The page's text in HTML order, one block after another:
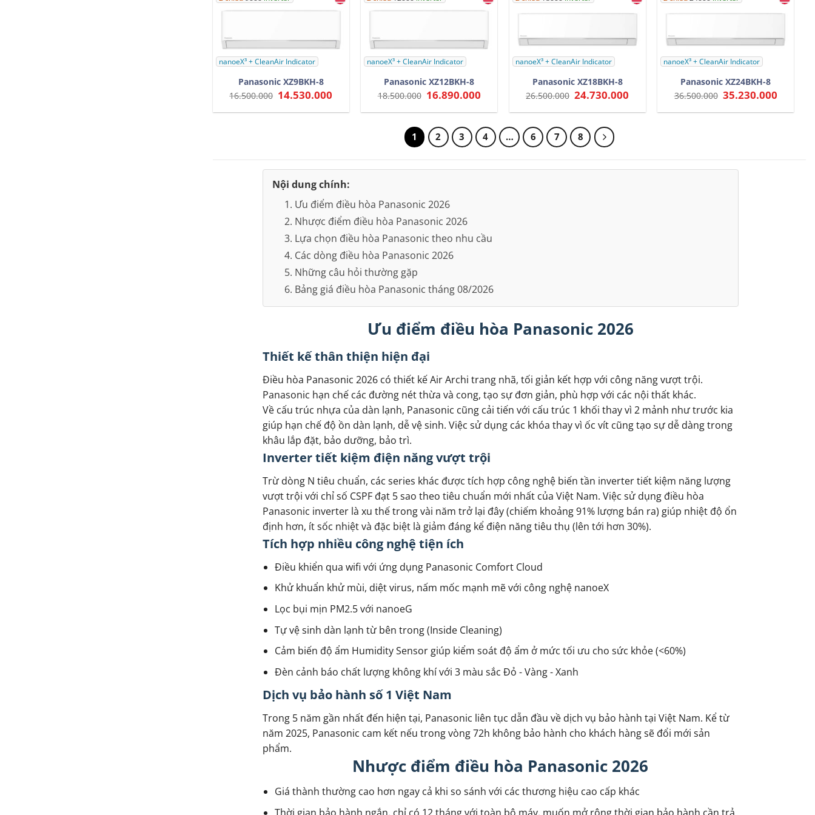
nanoeX³ + CleanAir Indicator
Panasonic XZ9BKH-8
16.500.000 Giá
gốc
là:
14.530.000
tại
nanoeX³ + CleanAir Indicator
Panasonic XZ12BKH-8
18.500.000 Giá
gốc
là:
16.890.000
tại
16.890.000.
nanoeX³ + CleanAir Indicator
Panasonic XZ18BKH-8
26.500.000 Giá
gốc
là:
24.730.000
tại
nanoeX³ + CleanAir Indicator
Panasonic XZ24BKH-8
36.500.000 Giá
gốc
là:
35.230.000
tại
1 2 3 4 … 6 7 8
Nội dung chính:
1. Ưu điểm điều hòa Panasonic 2026
2. Nhược điểm điều hòa Panasonic 2026
3. Lựa chọn điều hòa Panasonic theo nhu cầu
4. Các dòng điều hòa Panasonic 2026
5. Những câu hỏi thường gặp
6. Bảng giá điều hòa Panasonic tháng 08/2026
Ưu điểm điều hòa Panasonic 2026
Thiết kế thân thiện hiện đại
Điều hòa Panasonic 2026 có thiết kế Air Archi trang nhã, tối giản kết hợp với công năng vượt trội.
Panasonic hạn chế các đường nét thừa và cong, tạo sự đơn giản, phù hợp với các nội thất khác.
Về cấu trúc nhựa của dàn lạnh, Panasonic cũng cải tiến với cấu trúc 1 khối thay vì 2 mảnh như trước kia
giúp hạn chế độ ồn dàn lạnh, dễ vệ sinh. Việc sử dụng các khóa thay vì ốc vít cũng tạo sự dễ dàng trong
khâu lắp đặt, bảo dưỡng, bảo trì.
Inverter tiết kiệm điện năng vượt trội
Trừ dòng N tiêu chuẩn, các series khác được tích hợp công nghệ biến tần inverter tiết kiệm năng lượng
vượt trội với chỉ số CSPF đạt 5 sao theo tiêu chuẩn mới nhất của Việt Nam. Việc sử dụng điều hòa
Panasonic inverter là xu thế trong vài năm trở lại đây (chiếm khoảng 91% lượng bán ra) giúp nhiệt độ ổn
định hơn, ít sốc nhiệt và đặc biệt là giảm đáng kể điện năng tiêu thụ (lên tới hơn 30%).
Tích hợp nhiều công nghệ tiện ích
Điều khiển qua wifi với ứng dụng Panasonic Comfort Cloud
Khử khuẩn khử mùi, diệt virus, nấm mốc mạnh mẽ với công nghệ nanoeX
Lọc bụi mịn PM2.5 với nanoeG
Tự vệ sinh dàn lạnh từ bên trong (Inside Cleaning)
Cảm biến độ ẩm Humidity Sensor giúp kiểm soát độ ẩm ở mức tối ưu cho sức khỏe (<60%)
Đèn cảnh báo chất lượng không khí với 3 màu sắc Đỏ - Vàng - Xanh
Dịch vụ bảo hành số 1 Việt Nam
Trong 5 năm gần nhất đến hiện tại, Panasonic liên tục dẫn đầu về dịch vụ bảo hành tại Việt Nam. Kể từ
năm 2025, Panasonic cam kết nếu trong vòng 72h không bảo hành cho khách hàng sẽ đổi mới sản
phẩm.
Nhược điểm điều hòa Panasonic 2026
Giá thành thường cao hơn ngay cả khi so sánh với các thương hiệu cao cấp khác